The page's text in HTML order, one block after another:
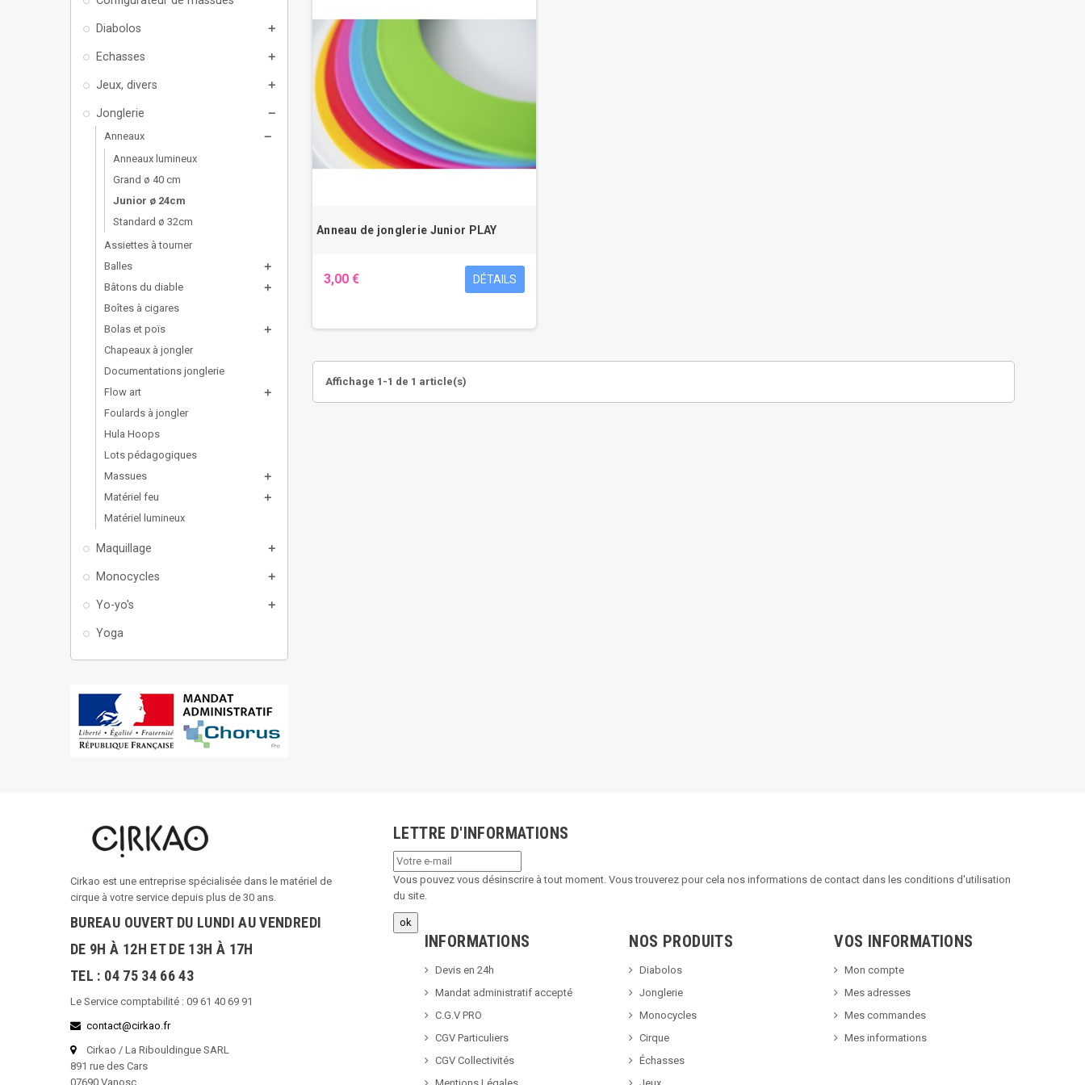
Diabolos add
Echasses add
Jeux, divers add
Jonglerie remove
Anneaux remove
Anneaux lumineux
Grand ø 40 cm
Junior ø 24cm
Standard ø 32cm
Assiettes à tourner
Balles
add
Bâtons du diable add
Boîtes à cigares
Bolas et poïs
add
Chapeaux à jongler
Documentations jonglerie
Flow art
add
Foulards à jongler
Hula Hoops
Lots pédagogiques
Massues
add
Matériel feu add
Matériel lumineux
Maquillage add
Monocycles add
Yo-yo's add
Yoga
Anneau de jonglerie Junior PLAY
3,00 € DÉTAILS
Affichage 1-1 de 1 article(s)
Cirkao est une entreprise spécialisée dans le matériel de
cirque à votre service depuis plus de 30 ans.
BUREAU OUVERT DU LUNDI AU VENDREDI
DE 9H À 12H ET DE 13H À 17H
TEL : 04 75 34 66 43
Le Service comptabilité : 09 61 40 69 91
contact@cirkao.fr
Cirkao / La Ribouldingue SARL
891 rue des Cars
07690 Vanosc
LETTRE D'INFORMATIONS
Vous pouvez vous désinscrire à tout moment. Vous trouverez pour cela nos informations de contact dans les conditions d'utilisation
du site.
INFORMATIONS
Devis en 24h
Mandat administratif accepté
C.G.V PRO
CGV Particuliers
CGV Collectivités
NOS PRODUITS
Diabolos
Jonglerie
Monocycles
Cirque
Échasses
VOS INFORMATIONS
Mon compte
Mes adresses
Mes commandes
Mes informations